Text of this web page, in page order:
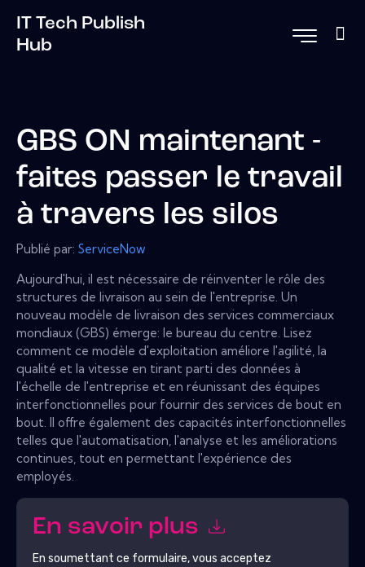
IT Tech Publish
Hub
GBS ON maintenant -
faites passer le travail
à travers les silos
Publié par: ServiceNow
Aujourd'hui, il est nécessaire de réinventer le rôle des
structures de livraison au sein de l'entreprise. Un
nouveau modèle de livraison des services commerciaux
mondiaux (GBS) émerge: le bureau du centre. Lisez
comment ce modèle d'exploitation améliore l'agilité, la
qualité et la vitesse en tirant parti des données à
l'échelle de l'entreprise et en réunissant des équipes
interfonctionnelles pour fournir des services de bout en
bout. Il offre également des capacités interfonctionnelles
telles que l'automatisation, l'analyse et les améliorations
continues, tout en permettant l'expérience des
employés.
En savoir plus
En soumettant ce formulaire, vous acceptez